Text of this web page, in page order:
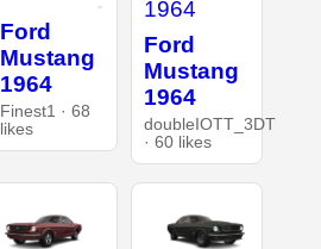
Ford
Mustang
1964
Finest1 · 68
likes
Ford
Mustang
1964
doubleIOTT_3DT
· 60 likes